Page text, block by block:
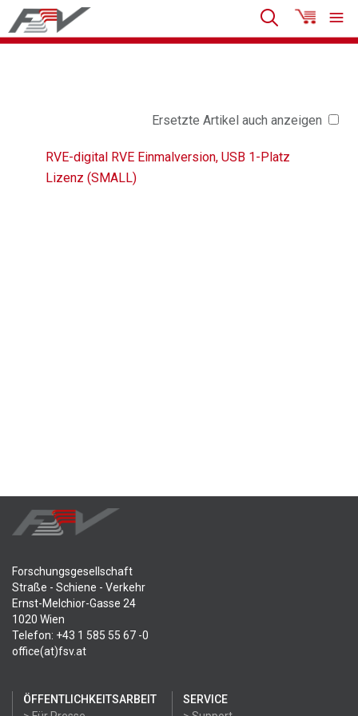
Ersetzte Artikel auch anzeigen
RVE-digital RVE Einmalversion, USB 1-Platz
Lizenz (SMALL)
Forschungsgesellschaft
Straße - Schiene - Verkehr
Ernst-Melchior-Gasse 24
1020 Wien
Telefon: +43 1 585 55 67 -0
office(at)fsv.at
ÖFFENTLICHKEITSARBEIT
SERVICE